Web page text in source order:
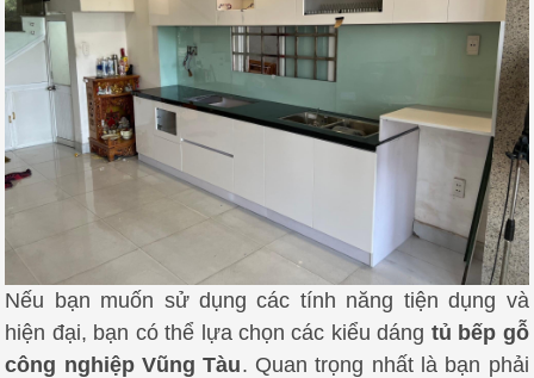
Nếu bạn muốn sử dụng các tính năng tiện dụng và
hiện đại, bạn có thể lựa chọn các kiểu dáng tủ bếp gỗ
công nghiệp Vũng Tàu. Quan trọng nhất là bạn phải